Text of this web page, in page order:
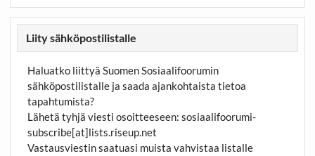
Liity sähköpostilistalle
Haluatko liittyä Suomen Sosiaalifoorumin
sähköpostilistalle ja saada ajankohtaista tietoa
tapahtumista?
Lähetä tyhjä viesti osoitteeseen: sosiaalifoorumi-
subscribe[at]lists.riseup.net
Vastausviestin saatuasi muista vahvistaa listalle